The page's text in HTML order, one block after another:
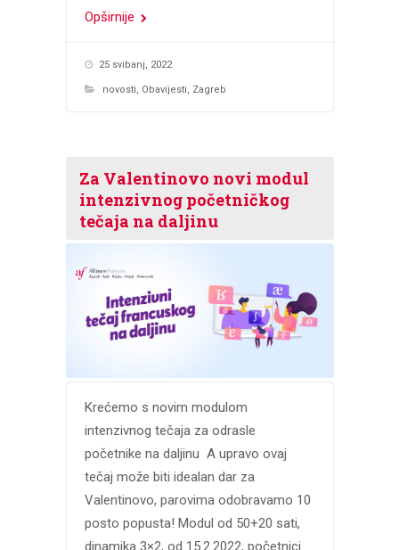
Opširnije
25 svibanj, 2022
novosti, Obavijesti, Zagreb
Za Valentinovo novi modul
intenzivnog početničkog
tečaja na daljinu
Krećemo s novim modulom
intenzivnog tečaja za odrasle
početnike na daljinu A upravo ovaj
tečaj može biti idealan dar za
Valentinovo, parovima odobravamo 10
posto popusta! Modul od 50+20 sati,
dinamika 3×2, od 15.2.2022, početnici